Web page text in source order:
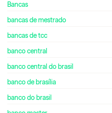
Bancas
bancas de mestrado
bancas de tcc
banco central
banco central do brasil
banco de brasília
banco do brasil